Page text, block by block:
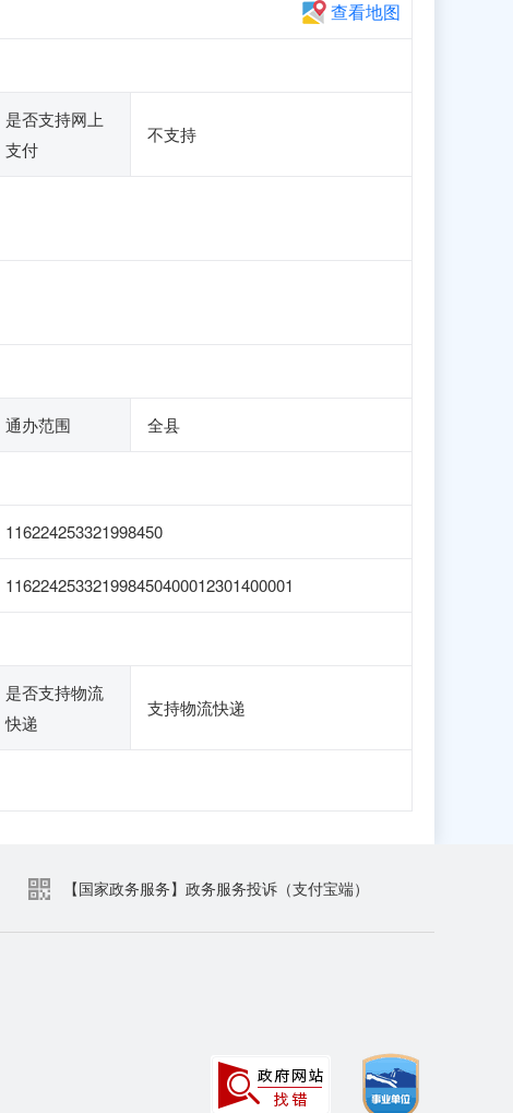
查看地图
是否支持网上
支付
不支持
通办范围 全县
116224253321998450
116224253321998450400012301400001
是否支持物流
快递
支持物流快递
【国家政务服务】政务服务投诉（支付宝端）